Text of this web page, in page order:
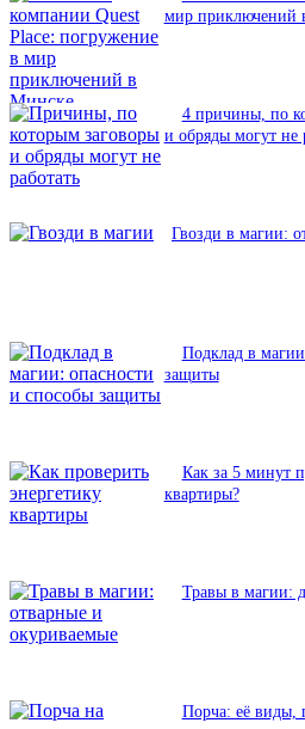
мир приключений
4 причины, по
и обряды могут не
Гвозди в магии:
Подклад в
защиты
Как за 5 минут
квартиры?
Травы в магии:
Порча: её виды,